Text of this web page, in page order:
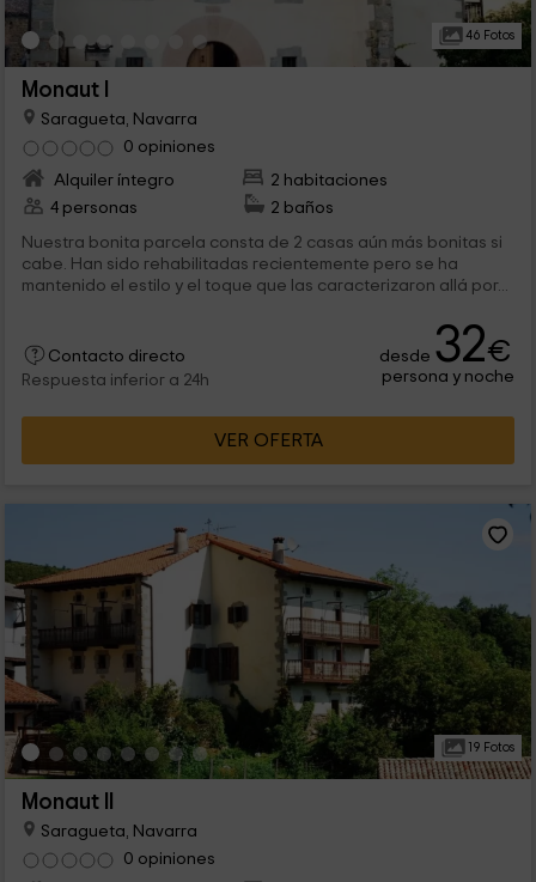
46 Fotos
Monaut I
Saragueta, Navarra
0 opiniones
Alquiler íntegro
2 habitaciones
4 personas
2 baños
Nuestra bonita parcela consta de 2 casas aún más bonitas si
cabe. Han sido rehabilitadas recientemente pero se ha
mantenido el estilo y el toque que las caracterizaron allá por...
Contacto directo
Respuesta inferior a 24h
desde 32€
persona y noche
VER OFERTA
19 Fotos
Monaut II
Saragueta, Navarra
0 opiniones